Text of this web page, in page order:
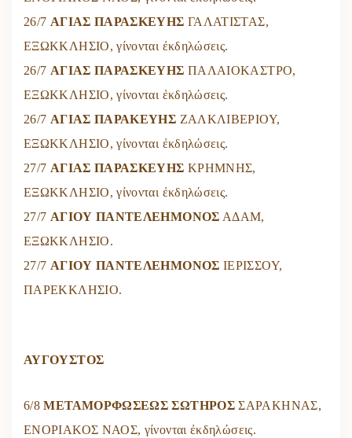
26/7 ΑΓΙΑΣ ΠΑΡΑΣΚΕΥΗΣ ΓΑΛΑΤΙΣΤΑΣ,
ΕΞΩΚΚΛΗΣΙΟ, γίνονται ἐκδηλώσεις.
26/7 ΑΓΙΑΣ ΠΑΡΑΣΚΕΥΗΣ ΠΑΛΑΙΟΚΑΣΤΡΟ,
ΕΞΩΚΚΛΗΣΙΟ, γίνονται ἐκδηλώσεις.
26/7 ΑΓΙΑΣ ΠΑΡΑΚΕΥΗΣ ΖΑΛΚΛΙΒΕΡΙΟΥ,
ΕΞΩΚΚΛΗΣΙΟ, γίνονται ἐκδηλώσεις.
27/7 ΑΓΙΑΣ ΠΑΡΑΣΚΕΥΗΣ ΚΡΗΜΝΗΣ,
ΕΞΩΚΚΛΗΣΙΟ, γίνονται ἐκδηλώσεις.
27/7 ΑΓΙΟΥ ΠΑΝΤΕΛΕΗΜΟΝΟΣ ΑΔΑΜ,
ΕΞΩΚΚΛΗΣΙΟ.
27/7 ΑΓΙΟΥ ΠΑΝΤΕΛΕΗΜΟΝΟΣ ΙΕΡΙΣΣΟΥ,
ΠΑΡΕΚΚΛΗΣΙΟ.
ΑΥΓΟΥΣΤΟΣ
6/8ΜΕΤΑΜΟΡΦΩΣΕΩΣ ΣΩΤΗΡΟΣ ΣΑΡΑΚΗΝΑΣ,
ΕΝΟΡΙΑΚΟΣ ΝΑΟΣ, γίνονται ἐκδηλώσεις.